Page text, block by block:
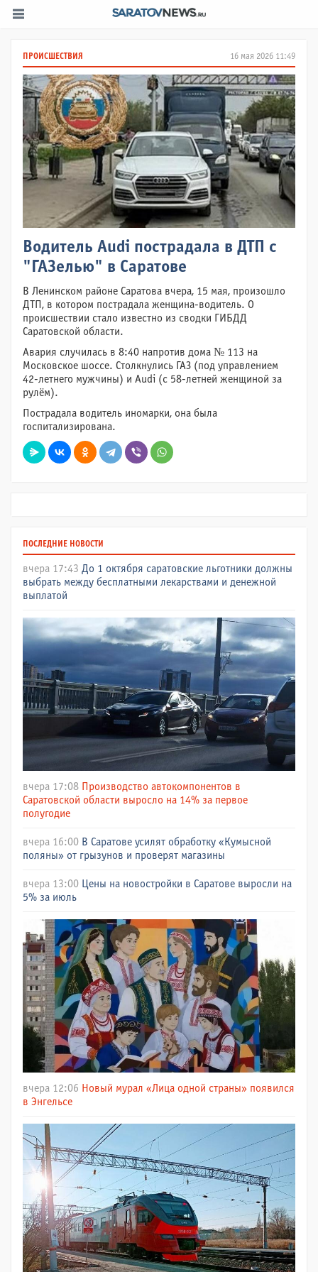
16 мая 2026 11:49
ПРОИСШЕСТВИЯ
Водитель Audi пострадала в ДТП с
"ГАЗелью" в Саратове
В Ленинском районе Саратова вчера, 15 мая, произошло
ДТП, в котором пострадала женщина-водитель. О
происшествии стало известно из сводки ГИБДД
Саратовской области.
Авария случилась в 8:40 напротив дома № 113 на
Московское шоссе. Столкнулись ГАЗ (под управлением
42-летнего мужчины) и Audi (с 58-летней женщиной за
рулём).
Пострадала водитель иномарки, она была
госпитализирована.
ПОСЛЕДНИЕ НОВОСТИ
вчера 17:43 До 1 октября саратовские льготники должны
выбрать между бесплатными лекарствами и денежной
выплатой
вчера 17:08 Производство автокомпонентов в
Саратовской области выросло на 14% за первое
полугодие
вчера 16:00 В Саратове усилят обработку «Кумысной
поляны» от грызунов и проверят магазины
вчера 13:00 Цены на новостройки в Саратове выросли на
5% за июль
вчера 12:06 Новый мурал «Лица одной страны» появился
в Энгельсе